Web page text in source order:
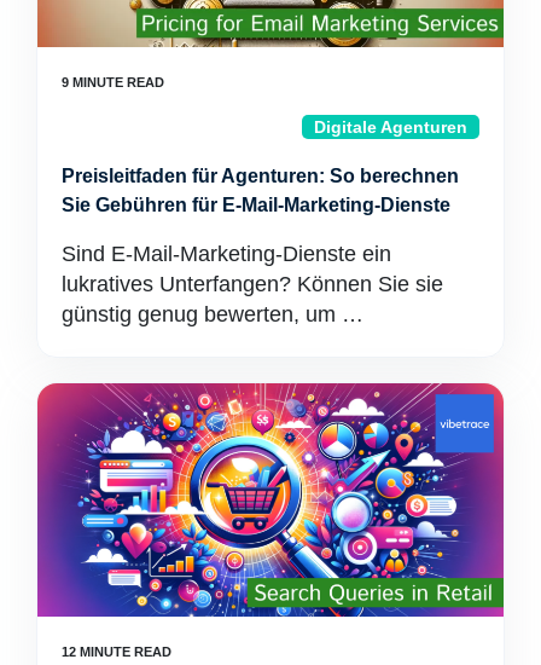
Digitale Agenturen
Preisleitfaden für Agenturen: So berechnen
Sie Gebühren für E-Mail-Marketing-Dienste
Sind E-Mail-Marketing-Dienste ein
lukratives Unterfangen? Können Sie sie
günstig genug bewerten, um …